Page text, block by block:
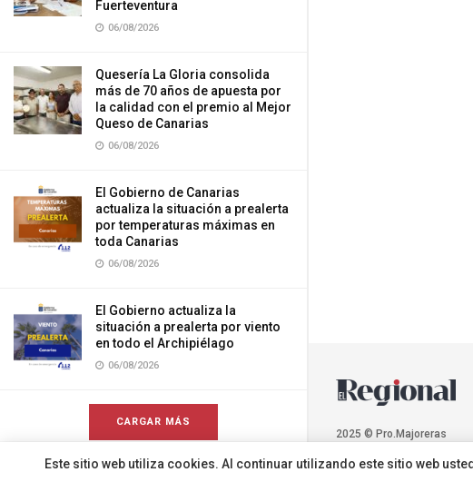
Fuerteventura
06/08/2026
Quesería La Gloria consolida
más de 70 años de apuesta por
la calidad con el premio al Mejor
Queso de Canarias
06/08/2026
El Gobierno de Canarias
actualiza la situación a prealerta
por temperaturas máximas en
toda Canarias
06/08/2026
El Gobierno actualiza la
situación a prealerta por viento
en todo el Archipiélago
06/08/2026
CARGAR MÁS
2025 © Pro.Majoreras
Este sitio web utiliza cookies. Al continuar utilizando este sitio web